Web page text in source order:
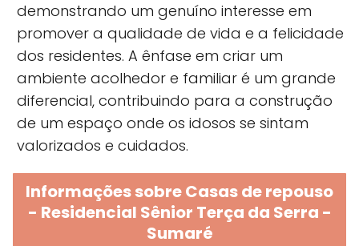
demonstrando um genuíno interesse em
promover a qualidade de vida e a felicidade
dos residentes. A ênfase em criar um
ambiente acolhedor e familiar é um grande
diferencial, contribuindo para a construção
de um espaço onde os idosos se sintam
valorizados e cuidados.
Informações sobre Casas de repouso
- Residencial Sênior Terça da Serra -
Sumaré